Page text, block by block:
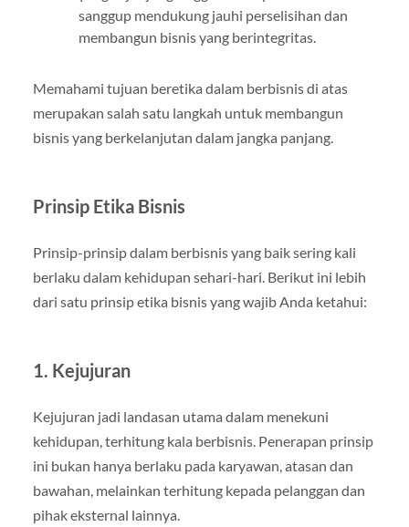
sanggup mendukung jauhi perselisihan dan
membangun bisnis yang berintegritas.
Memahami tujuan beretika dalam berbisnis di atas
merupakan salah satu langkah untuk membangun
bisnis yang berkelanjutan dalam jangka panjang.
Prinsip Etika Bisnis
Prinsip-prinsip dalam berbisnis yang baik sering kali
berlaku dalam kehidupan sehari-hari. Berikut ini lebih
dari satu prinsip etika bisnis yang wajib Anda ketahui:
1. Kejujuran
Kejujuran jadi landasan utama dalam menekuni
kehidupan, terhitung kala berbisnis. Penerapan prinsip
ini bukan hanya berlaku pada karyawan, atasan dan
bawahan, melainkan terhitung kepada pelanggan dan
pihak eksternal lainnya.